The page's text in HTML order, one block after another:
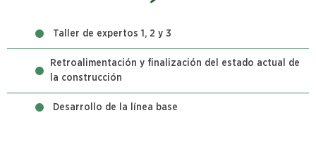
Taller de expertos 1, 2 y 3
Retroalimentación y finalización del estado actual de
la construcción
Desarrollo de la línea base